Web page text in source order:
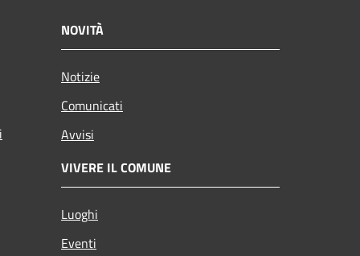
NOVITÀ
Notizie
Comunicati
Avvisi
VIVERE IL COMUNE
Luoghi
Eventi